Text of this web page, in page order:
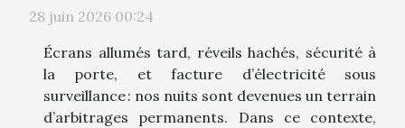
28 juin 2026 00:24
Écrans allumés tard, réveils hachés, sécurité à
la porte, et facture d’électricité sous
surveillance : nos nuits sont devenues un terrain
d’arbitrages permanents. Dans ce contexte,